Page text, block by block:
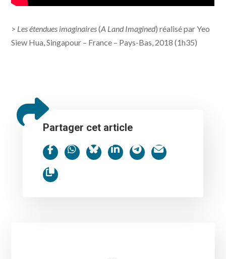
> Les étendues imaginaires(A Land Imagined) réalisé par Yeo
Siew Hua, Singapour – France – Pays-Bas, 2018 (1h35)
Partager cet article